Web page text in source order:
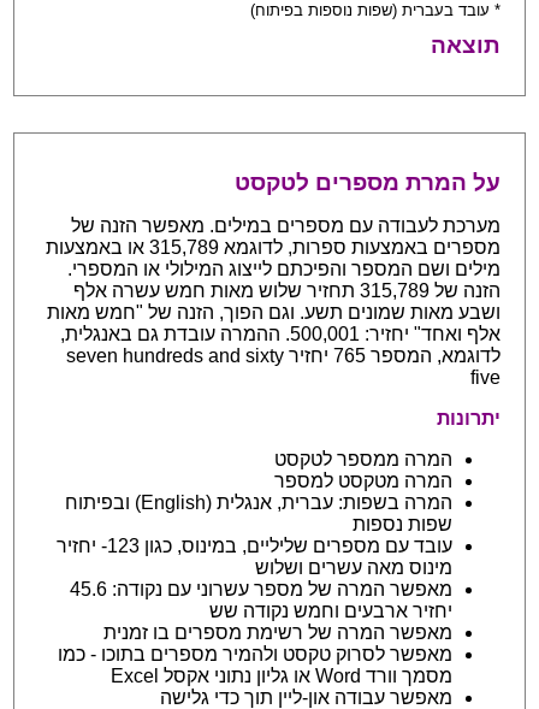
* עובד בעברית (שפות נוספות בפיתוח)
תוצאה
על המרת מספרים לטקסט
מערכת לעבודה עם מספרים במילים. מאפשר הזנה של
מספרים באמצעות ספרות, לדוגמא 315,789 או באמצעות
מילים ושם המספר והפיכתם לייצוג המילולי או המספרי.
הזנה של 315,789 תחזיר שלוש מאות חמש עשרה אלף
ושבע מאות שמונים תשע. וגם הפוך, הזנה של "חמש מאות
אלף ואחד" יחזיר: 500,001. ההמרה עובדת גם באנגלית,
לדוגמא, המספר 765 יחזיר seven hundreds and sixty
five
יתרונות
המרה ממספר לטקסט
המרה מטקסט למספר
המרה בשפות: עברית, אנגלית (English) ובפיתוח
שפות נספות
עובד עם מספרים שליליים, במינוס, כגון 123- יחזיר
מינוס מאה עשרים ושלוש
מאפשר המרה של מספר עשרוני עם נקודה: 45.6
יחזיר ארבעים וחמש נקודה שש
מאפשר המרה של רשימת מספרים בו זמנית
מאפשר לסרוק טקסט ולהמיר מספרים בתוכו - כמו
מסמך וורד Word או גליון נתוני אקסל Excel
מאפשר עבודה און-ליין תוך כדי גלישה